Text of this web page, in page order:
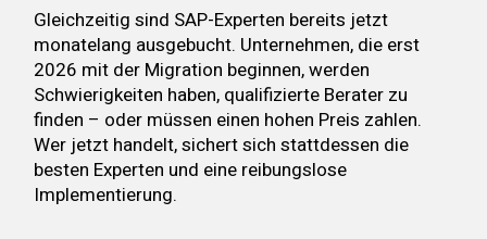
Gleichzeitig sind SAP-Experten bereits jetzt
monatelang ausgebucht. Unternehmen, die erst
2026 mit der Migration beginnen, werden
Schwierigkeiten haben, qualifizierte Berater zu
finden – oder müssen einen hohen Preis zahlen.
Wer jetzt handelt, sichert sich stattdessen die
besten Experten und eine reibungslose
Implementierung.